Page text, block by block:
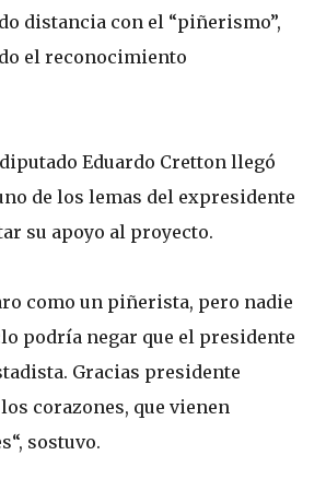
distancia con el “piñerismo”,
el reconocimiento
Eduardo Cretton llegó
de los lemas del expresidente
su apoyo al proyecto.
como un piñerista, pero nadie
podría negar que el presidente
Gracias presidente
corazones, que vienen
sostuvo.